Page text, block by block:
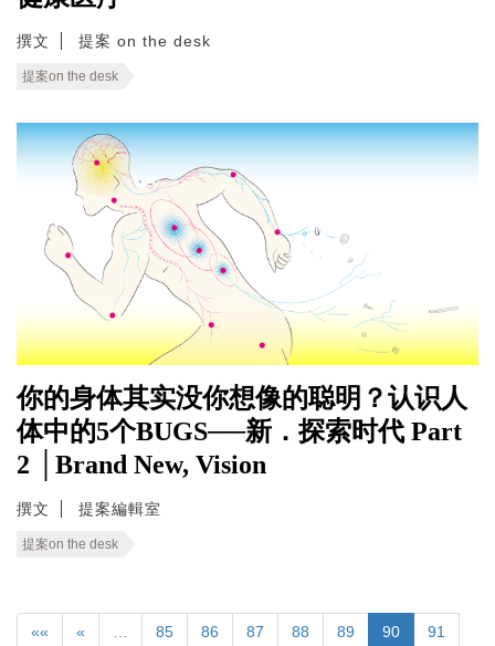
撰文 提案 on the desk
提案on the desk
你的身体其实没你想像的聪明？认识人
体中的5个BUGS──新．探索时代 Part
2 │Brand New, Vision
撰文 提案編輯室
提案on the desk
«« « 85 86 87 88 89 90 91